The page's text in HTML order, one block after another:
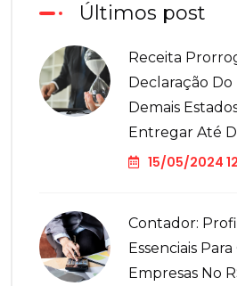
Últimos post
Receita
Declaração Do
Demais
Entregar Até
15/05/2024
Contador:
Essenciais
Empresas No